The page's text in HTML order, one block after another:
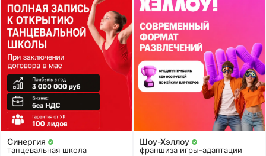
Синергия
танцевальная школа
Шоу-Хэллоу
франшиза игры-адаптации